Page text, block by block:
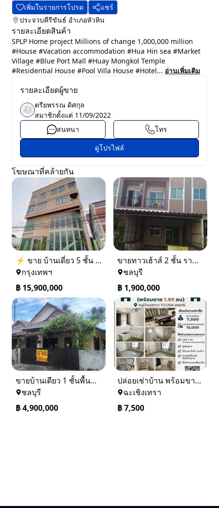
เพิ่มในรายการโปรด
แชร์
ประจวบคีรีขันธ์ อำเภอหัวหิน
รายละเอียดสินค้า
SPLP Home project Millions of change 1,000,000 million
#House #Vacation accommodation #Hua Hin sea #Market
Village #Blue Port Mall #Huay Mongkol Temple
#Residential House #Pool Villa House #Hotel... อ่านเพิ่มเติม
รายละเอียดผู้ขาย
ตรียพรรณ ดิศกุล
สมาชิกตั้งแต่ 11/09/2022
สนทนา
โทร
ดูโปรไฟล์
โฆษณาที่คล้ายกัน
⚡ ขาย บ้านเดี่ยว 5 ชั้น ซอย ประชาชื่น 14 ใกล้ BTS
กรุงเทพฯ
฿ 15,900,000
ขายทาวเฮ้าส์ 2 ชั้น ราคา 1.9 ล้านบาท ที่อยู่ ศรีราชา ชลบุรี
ชลบุรี
฿ 1,900,000
ขายบ้านเดียว 1 ชั้นพื้นที่ 102 ตรว บางละมุง ชลบุรี
ชลบุรี
฿4,900,000
ปล่อยเช่าบ้าน พร้อมขาย หมู่บ้านเจทาว ตำบลแสนภูดาษ
ฉะเชิงเทรา
฿7,500